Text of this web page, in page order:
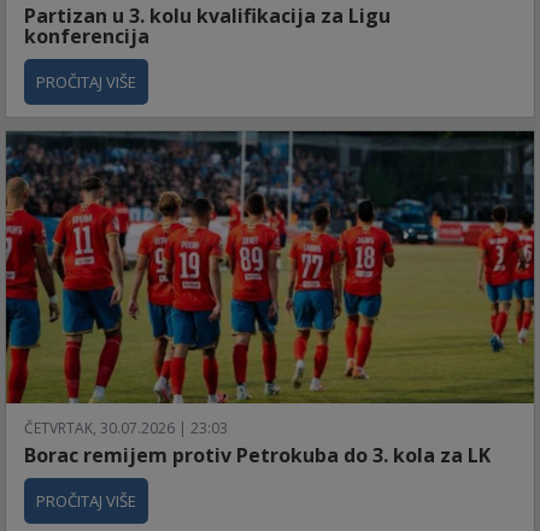
Partizan u 3. kolu kvalifikacija za Ligu
konferencija
PROČITAJ VIŠE
ČETVRTAK, 30.07.2026 | 23:03
Borac remijem protiv Petrokuba do 3. kola za LK
PROČITAJ VIŠE